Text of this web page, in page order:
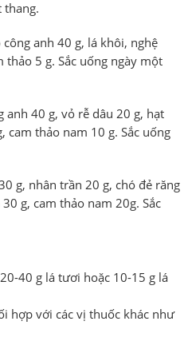
thang.
anh 40 g, lá khôi, nghệ
thảo 5 g. Sắc uống ngày một
anh 40 g, vỏ rễ dâu 20 g, hạt
cam thảo nam 10 g. Sắc uống
g, nhân trần 20 g, chó đẻ răng
g, cam thảo nam 20g. Sắc
40 g lá tươi hoặc 10-15 g lá
hợp với các vị thuốc khác như